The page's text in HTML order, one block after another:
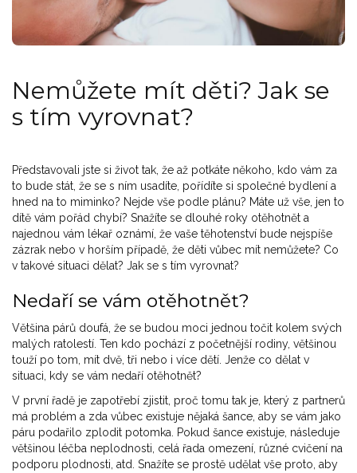
Nemůžete mít děti? Jak se
s tím vyrovnat?
Představovali jste si život tak, že až potkáte někoho, kdo vám za
to bude stát, že se s ním usadíte, pořídíte si společné bydlení a
hned na to miminko? Nejde vše podle plánu? Máte už vše, jen to
dítě vám pořád chybí? Snažíte se dlouhé roky otěhotnět a
najednou vám lékař oznámí, že vaše těhotenství bude nejspíše
zázrak nebo v horším případě, že děti vůbec mít nemůžete? Co
v takové situaci dělat? Jak se s tím vyrovnat?
Nedaří se vám otěhotnět?
Většina párů doufá, že se budou moci jednou točit kolem svých
malých ratolestí. Ten kdo pochází z početnější rodiny, většinou
touží po tom, mít dvě, tři nebo i více dětí. Jenže co dělat v
situaci, kdy se vám nedaří otěhotnět?
V první řadě je zapotřebí zjistit, proč tomu tak je, který z partnerů
má problém a zda vůbec existuje nějaká šance, aby se vám jako
páru podařilo zplodit potomka. Pokud šance existuje, následuje
většinou léčba neplodnosti, celá řada omezení, různé cvičení na
podporu plodnosti, atd. Snažíte se prostě udělat vše proto, aby